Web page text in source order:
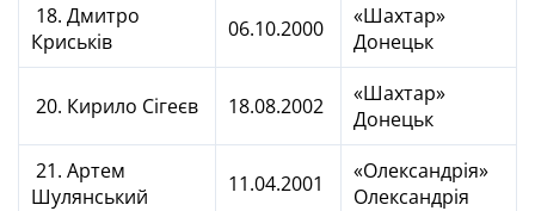
18. Дмитро
Криськів
06.10.2000
«Шахтар»
Донецьк
20. Кирило Сігеєв 18.08.2002
«Шахтар»
Донецьк
21. Артем
Шулянський
11.04.2001
«Олександрія»
Олександрія